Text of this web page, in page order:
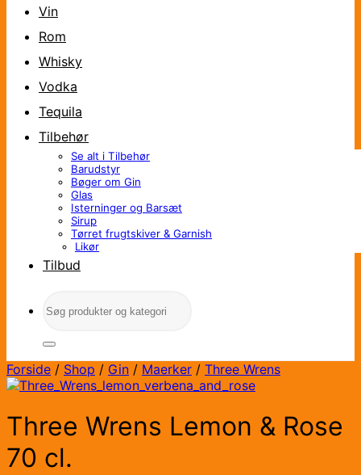
Vin
Rom
Whisky
Vodka
Tequila
Tilbehør
Se alt i Tilbehør
Barudstyr
Bøger om Gin
Glas
Isterninger og Barsæt
Sirup
Tørret frugtskiver & Garnish
Likør
Tilbud
efter:
Forside / Shop / Gin / Maerker / Three Wrens
Three Wrens Lemon & Rose
70 cl.